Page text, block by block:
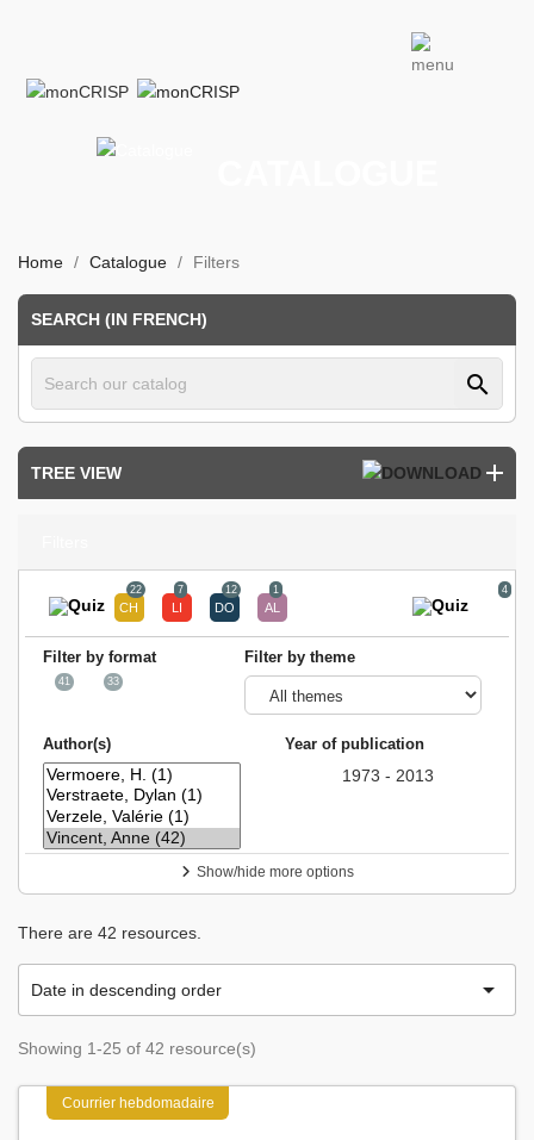
Home Catalogue Filters
SEARCH (IN FRENCH)
search
TREE VIEW
22 7 12 1 4
Filter by format
41 33
Filter by theme
Author(s) Year of publication
1973 - 2013
Show/hide more options
There are 42 resources.
Date in descending order 
Showing 1-25 of 42 resource(s)
Courrier hebdomadaire